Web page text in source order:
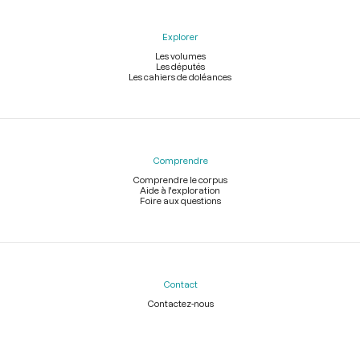
Explorer
Les volumes
Les députés
Les cahiers de doléances
Comprendre
Comprendre le corpus
Aide à l'exploration
Foire aux questions
Contact
Contactez-nous